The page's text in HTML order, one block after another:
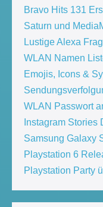
Bravo Hits 131
Saturn und
Lustige Alexa
WLAN Namen
Emojis, Icons &
WLAN Passwort
Instagram Stories
Samsung Galaxy
Playstation 6
Playstation Party